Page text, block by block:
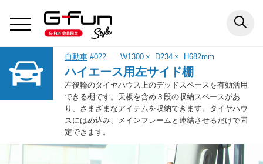
自動車 #022 W1300 D234 H682mm
ハイエース用左サイド棚
左後輪のタイヤハウス上のデッドスペースを有効活用
できる棚です。天板を含め３段の収納スペースがあ
り、さまざまなアイテムを収納できます。タイヤハウ
スにはめ込み、メインフレームと連結させるだけで固
定できます。